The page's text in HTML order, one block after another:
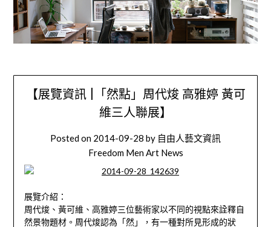
【展覽資訊 |「然點」周代焌 高雅婷 黃可
維三人聯展】
Posted on 2014-09-28 by 自由人藝文資訊
Freedom Men Art News
展覽介紹：
周代焌、黃可維、高雅婷三位藝術家以不同的視點來詮釋自
然景物題材。周代焌認為「然」，有一種對所見形成的狀